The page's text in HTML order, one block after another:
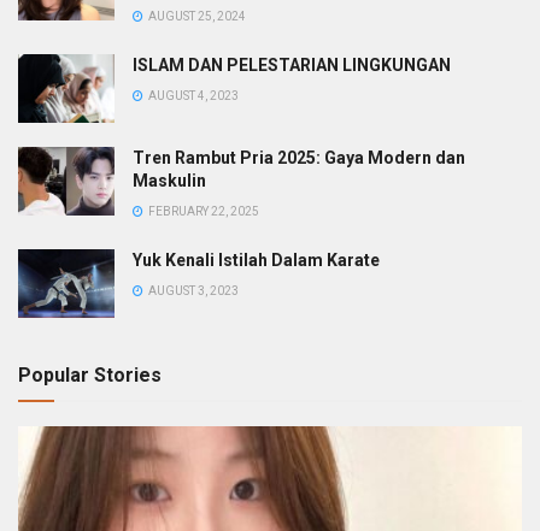
AUGUST 25, 2024
ISLAM DAN PELESTARIAN LINGKUNGAN
AUGUST 4, 2023
Tren Rambut Pria 2025: Gaya Modern dan
Maskulin
FEBRUARY 22, 2025
Yuk Kenali Istilah Dalam Karate
AUGUST 3, 2023
Popular Stories